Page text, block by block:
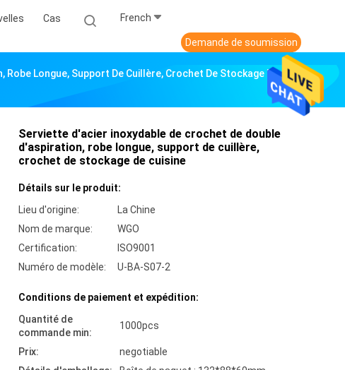
Cas French
Demande de soumission
Longue, Support De Cuillère, Crochet De Stockage De
Serviette d'acier inoxydable de crochet de double
d'aspiration, robe longue, support de cuillère,
crochet de stockage de cuisine
Détails sur le produit:
Lieu d'origine:
La Chine
Nom de marque:
WGO
Certification:
ISO9001
Numéro de modèle:
U-BA-S07-2
Conditions de paiement et expédition:
Quantité de
commande min:
1000pcs
Prix:
negotiable